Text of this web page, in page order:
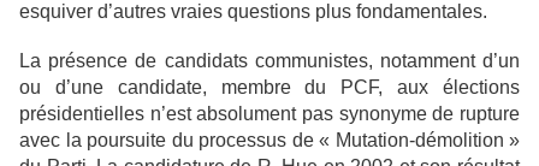
esquiver d’autres vraies questions plus fondamentales.
La présence de candidats communistes, notamment d’un
ou d’une candidate, membre du PCF, aux élections
présidentielles n’est absolument pas synonyme de rupture
avec la poursuite du processus de « Mutation-démolition »